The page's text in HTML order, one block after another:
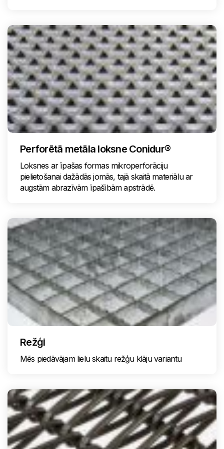
Perforētā metāla loksne Conidur®
Loksnes ar īpašas formas mikroperforāciju
pielietošanai dažādās jomās, tajā skaitā materiālu ar
augstām abrazīvām īpašībām apstrādē.
Režģi
Mēs piedāvājam lielu skaitu režģu klāju variantu